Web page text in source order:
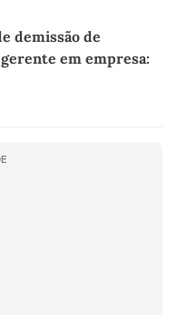
demissão de
em empresa: